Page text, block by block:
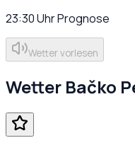
23:30UhrPrognose
Wetter vorlesen
Wetter Bačko